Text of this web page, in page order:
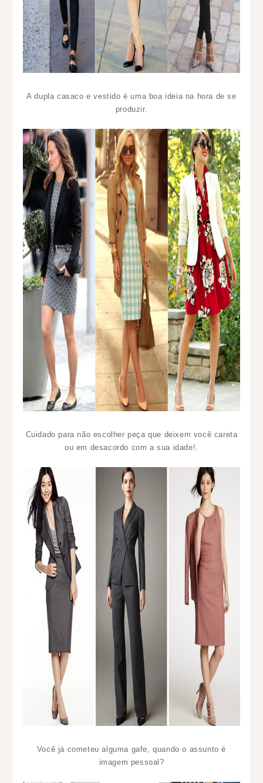
A dupla casaco e vestido é uma boa ideia na hora de se
produzir.
Cuidado para não escolher peça que deixem você careta
ou em desacordo com a sua idade!.
Você já cometeu alguma gafe, quando o assunto é
imagem pessoal?